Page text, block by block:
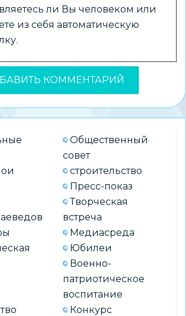
ли Вы человеком или
из себя автоматическую
Общественный
совет
строительство
Пресс-показ
Творческая
встреча
Медиасреда
Юбилеи
Военно-
патриотическое
воспитание
Конкурс